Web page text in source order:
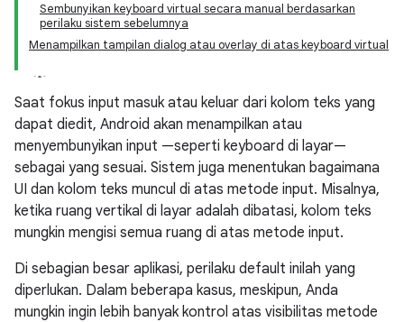
Sembunyikan keyboard virtual secara manual berdasarkan
perilaku sistem sebelumnya
Menampilkan tampilan dialog atau overlay di atas keyboard virtual
Saat fokus input masuk atau keluar dari kolom teks yang
dapat diedit, Android akan menampilkan atau
menyembunyikan input —seperti keyboard di layar—
sebagai yang sesuai. Sistem juga menentukan bagaimana
UI dan kolom teks muncul di atas metode input. Misalnya,
ketika ruang vertikal di layar adalah dibatasi, kolom teks
mungkin mengisi semua ruang di atas metode input.
Di sebagian besar aplikasi, perilaku default inilah yang
diperlukan. Dalam beberapa kasus, meskipun, Anda
mungkin ingin lebih banyak kontrol atas visibilitas metode